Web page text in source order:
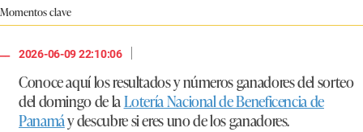
Momentos clave
2026-06-09 22:10:06
|
Conoce aquí los resultados y números ganadores del sorteo
del domingo de laLotería Nacional de Beneficencia de
Panamáy descubre si eres uno de los ganadores.